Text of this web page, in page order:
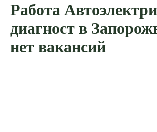
Работа
диагност в
нет вакансий